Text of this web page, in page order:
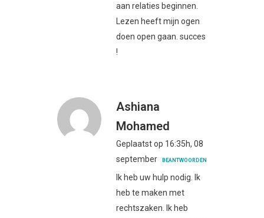
aan relaties beginnen.
Lezen heeft mijn ogen
doen open gaan. succes
!
Ashiana
Mohamed
Geplaatst op 16:35h, 08
september
BEANTWOORDEN
Ik heb uw hulp nodig. Ik
heb te maken met
rechtszaken. Ik heb